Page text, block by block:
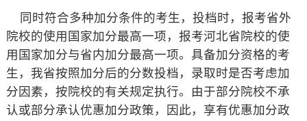
同时符合多种加分条件的考生，投档时，报考省外
院校的使用国家加分最高一项，报考河北省院校的使
用国家加分与省内加分最高一项。具备加分资格的考
生，我省按照加分后的分数投档，录取时是否考虑加
分因素，按院校的有关规定执行。由于部分院校不承
认或部分承认优惠加分政策，因此，享有优惠加分政